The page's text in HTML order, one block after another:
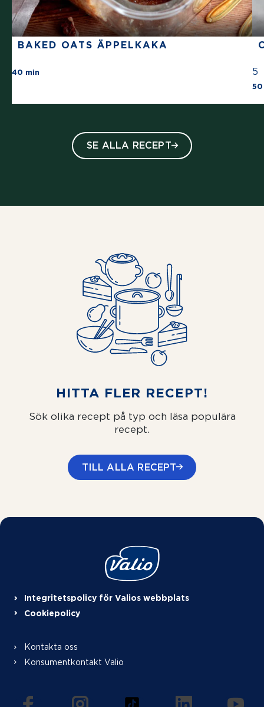
BAKED OATS ÄPPELKAKA
40 min 5
50
SE ALLA RECEPT
HITTA FLER RECEPT!
Sök olika recept på typ och läsa populära
recept.
TILL ALLA RECEPT
Integritetspolicy för Valios webbplats
Cookiepolicy
Kontakta oss
Konsumentkontakt Valio
(öppnas i en ny flik)(öppnas i en ny flik)(öppnas i en ny flik)
(öppnas i en ny